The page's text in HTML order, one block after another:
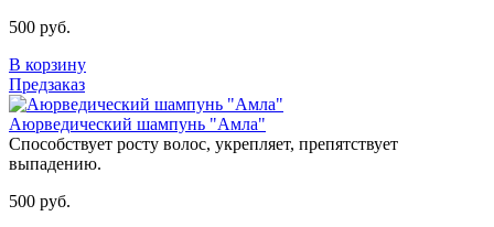
500 руб.
В корзину
Предзаказ
Аюрведический шампунь "Амла"
Способствует росту волос, укрепляет, препятствует
выпадению.
500 руб.